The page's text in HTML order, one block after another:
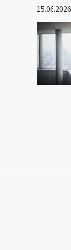
15.06.2026